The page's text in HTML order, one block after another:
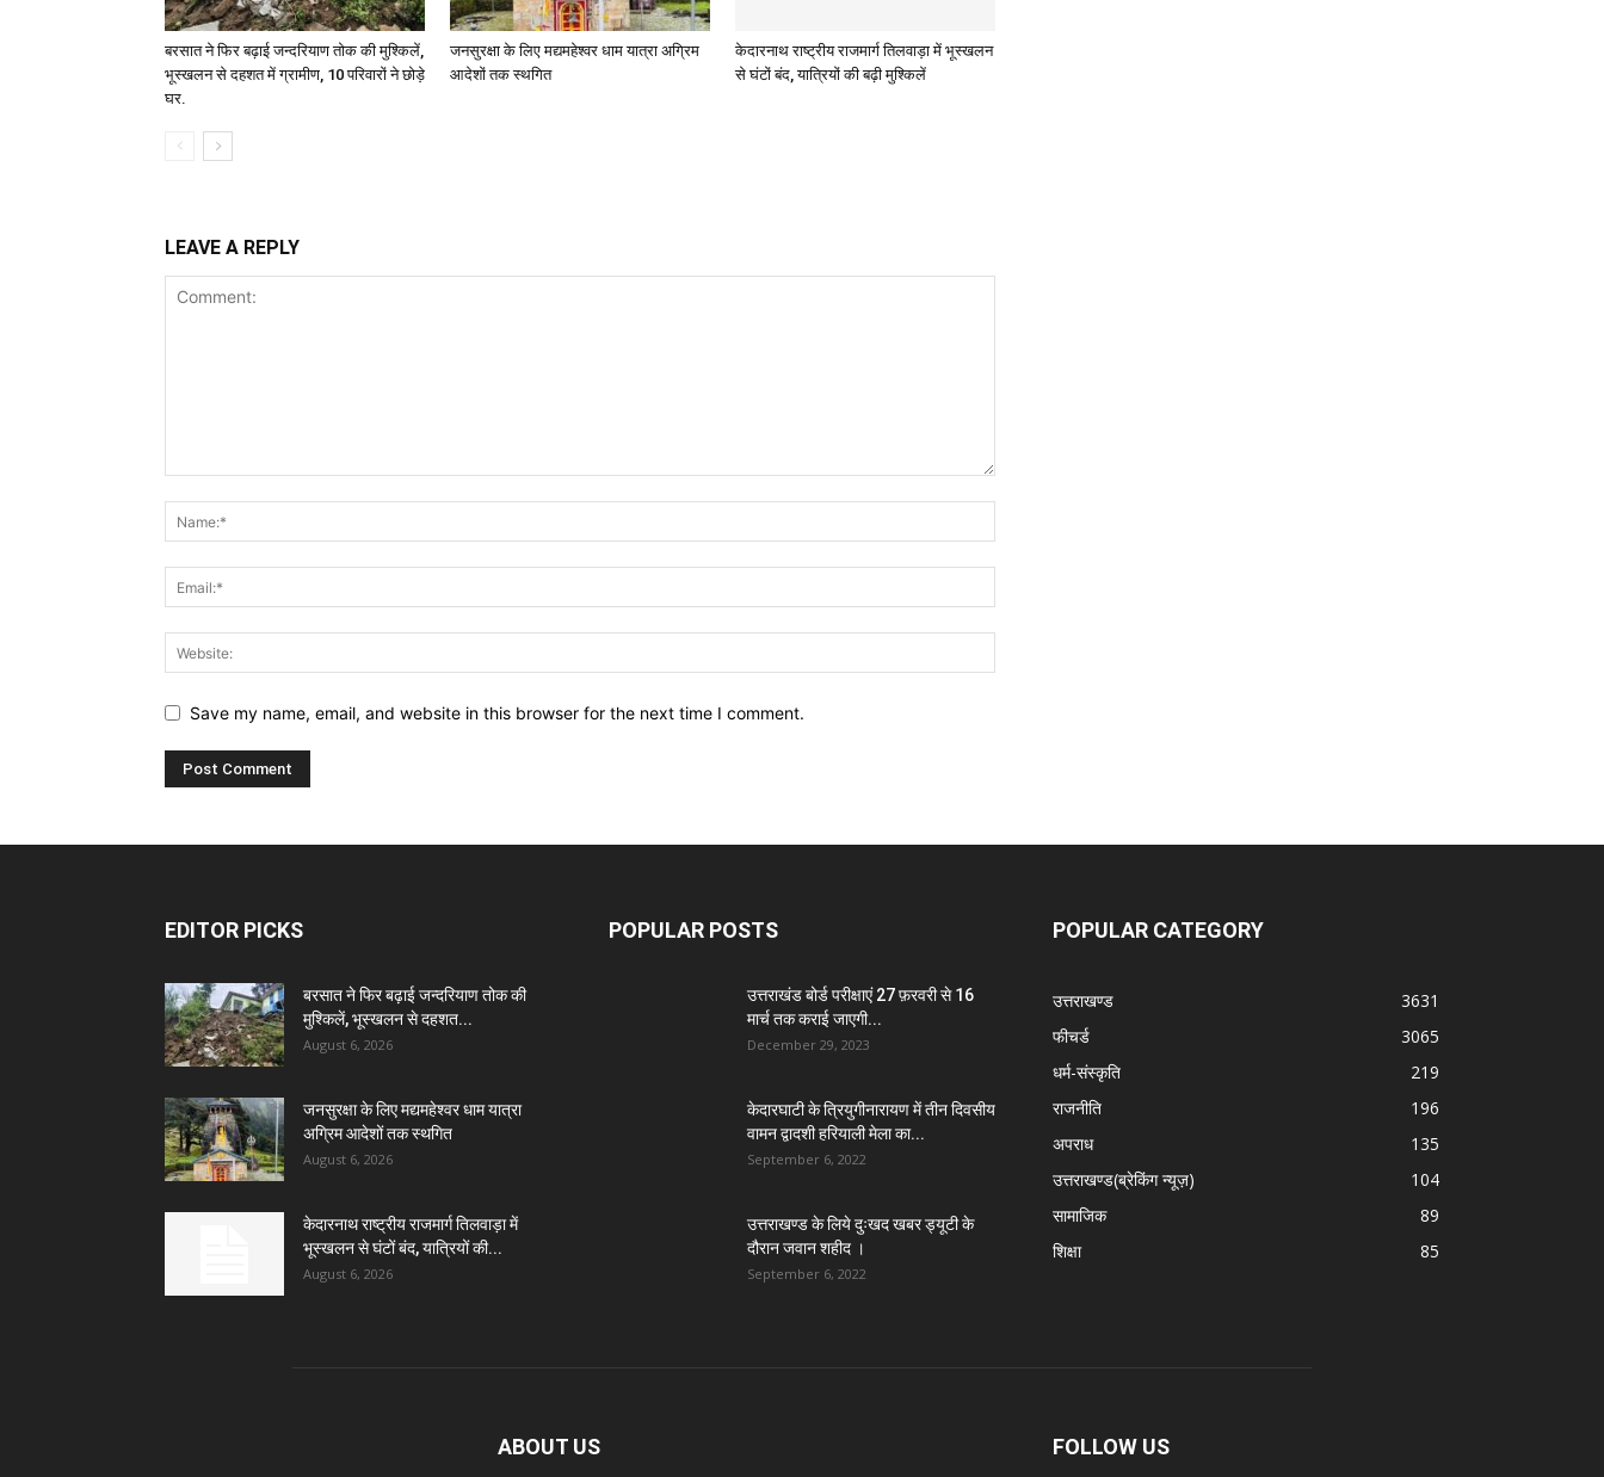
बरसात ने फिर बढ़ाई जन्दरियाण तोक की मुश्किलें,
भूस्खलन से दहशत में ग्रामीण, 10 परिवारों ने छोड़े
घर.
जनसुरक्षा के लिए मद्यमहेश्वर धाम यात्रा अग्रिम
आदेशों तक स्थगित
केदारनाथ राष्ट्रीय राजमार्ग तिलवाड़ा में भूस्खलन
से घंटों बंद, यात्रियों की बढ़ी मुश्किलें
LEAVE A REPLY
Save my name, email, and website in this browser for the next time I comment.
EDITOR PICKS
बरसात ने फिर बढ़ाई जन्दरियाण तोक की
मुश्किलें, भूस्खलन से दहशत...
August 6, 2026
जनसुरक्षा के लिए मद्यमहेश्वर धाम यात्रा
अग्रिम आदेशों तक स्थगित
August 6, 2026
केदारनाथ राष्ट्रीय राजमार्ग तिलवाड़ा में
भूस्खलन से घंटों बंद, यात्रियों की...
August 6, 2026
POPULAR POSTS
उत्तराखंड बोर्ड परीक्षाएं 27 फ़रवरी से 16
मार्च तक कराई जाएगी...
December 29, 2023
केदारघाटी के त्रियुगीनारायण में तीन दिवसीय
वामन द्वादशी हरियाली मेला का...
September 6, 2022
उत्तराखण्ड के लिये दुःखद खबर ड्यूटी के
दौरान जवान शहीद ।
September 6, 2022
POPULAR CATEGORY
उत्तराखण्ड
3631
फीचर्ड
3065
धर्म-संस्कृति
219
राजनीति
196
अपराध
135
उत्तराखण्ड(ब्रेकिंग न्यूज़)
104
सामाजिक
89
शिक्षा
85
ABOUT US FOLLOW US